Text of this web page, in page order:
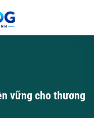
vững cho thương